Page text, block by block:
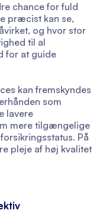
chance for fuld
præcist kan se,
og hvor stor
til al
for at guide
kan fremskyndes
som
lavere
mere tilgængelige
På
pleje af høj kvalitet